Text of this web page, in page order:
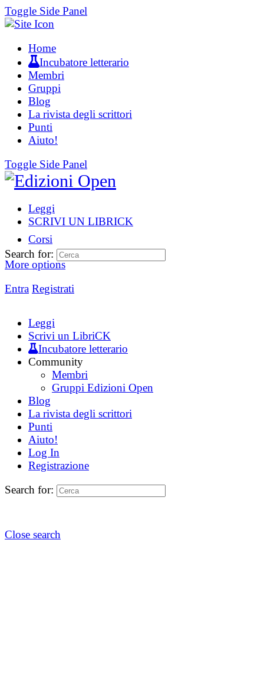
Toggle Side Panel
Home
Incubatore letterario
Membri
Gruppi
Blog
La rivista degli scrittori
Punti
Aiuto!
Toggle Side Panel
Leggi
SCRIVI UN LIBRICK
Corsi
More options
Entra Registrati
Search for:
Leggi
Scrivi un LibriCK
Incubatore letterario
Community
Membri
Gruppi Edizioni Open
Blog
La rivista degli scrittori
Punti
Aiuto!
Log In
Registrazione
Search for:
Close search